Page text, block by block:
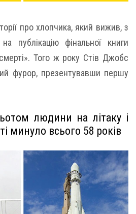
про хлопчика, який вижив, з
публікацію фінальної книги
Того ж року Стів Джобс
фурор, презентувавши першу
людини на літаку і
минуло всього 58 років